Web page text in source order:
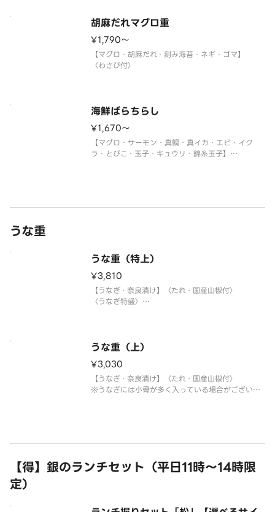
胡麻だれマグロ重
¥1,790〜
【マグロ・胡麻だれ・刻み海苔・ネギ・ゴマ】
〈わさび付〉
海鮮ばらちらし
¥1,670〜
【マグロ・サーモン・真鯛・真イカ・エビ・イク
ラ・とびこ・玉子・キュウリ・錦糸玉子】
うな重
うな重（特上）
¥3,810
【うなぎ・奈良漬け】〈たれ・国産山椒付〉
〈うなぎ特盛〉
うな重（上）
¥3,030
【うなぎ・奈良漬け】〈たれ・国産山椒付〉
※うなぎには小骨が多く入っている場合がございま
【得】銀のランチセット（平日11時～14時限
定）